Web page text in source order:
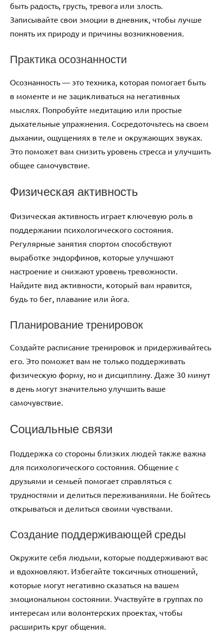
быть радость, грусть, тревога или злость.
Записывайте свои эмоции в дневник, чтобы лучше
понять их природу и причины возникновения.
Практика осознанности
Осознанность — это техника, которая помогает быть
в моменте и не зацикливаться на негативных
мыслях. Попробуйте медитацию или простые
дыхательные упражнения. Сосредоточьтесь на своем
дыхании, ощущениях в теле и окружающих звуках.
Это поможет вам снизить уровень стресса и улучшить
общее самочувствие.
Физическая активность
Физическая активность играет ключевую роль в
поддержании психологического состояния.
Регулярные занятия спортом способствуют
выработке эндорфинов, которые улучшают
настроение и снижают уровень тревожности.
Найдите вид активности, который вам нравится,
будь то бег, плавание или йога.
Планирование тренировок
Создайте расписание тренировок и придерживайтесь
его. Это поможет вам не только поддерживать
физическую форму, но и дисциплину. Даже 30 минут
в день могут значительно улучшить ваше
самочувствие.
Социальные связи
Поддержка со стороны близких людей также важна
для психологического состояния. Общение с
друзьями и семьей помогает справляться с
трудностями и делиться переживаниями. Не бойтесь
открываться и делиться своими чувствами.
Создание поддерживающей среды
Окружите себя людьми, которые поддерживают вас
и вдохновляют. Избегайте токсичных отношений,
которые могут негативно сказаться на вашем
эмоциональном состоянии. Участвуйте в группах по
интересам или волонтерских проектах, чтобы
расширить круг общения.